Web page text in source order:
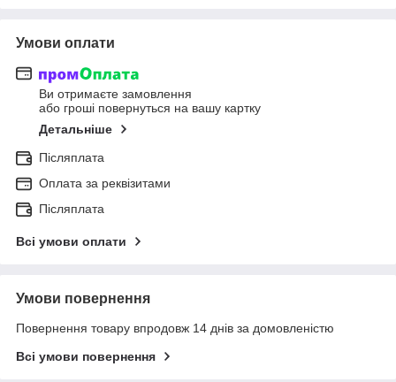
Умови оплати
Ви отримаєте замовлення
або гроші повернуться на вашу картку
Детальніше
Післяплата
Оплата за реквізитами
Післяплата
Всі умови оплати
Умови повернення
Повернення товару впродовж 14 днів за домовленістю
Всі умови повернення